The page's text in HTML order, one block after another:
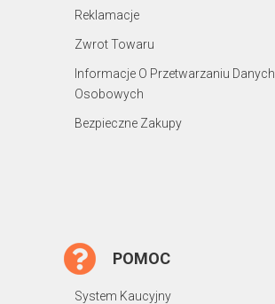
Reklamacje
Zwrot Towaru
Informacje O Przetwarzaniu Danych
Osobowych
Bezpieczne Zakupy
POMOC
System Kaucyjny